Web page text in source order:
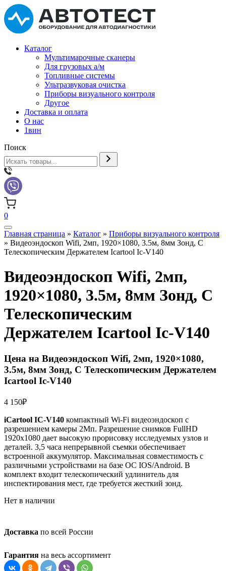
Каталог
Мультимарочные сканеры
Для грузовых а/м
Топливные системы
Ультразвуковая очистка
Приборы визуального контроля
Другое
Доставка и оплата
О нас
1вин
Поиск
0
Главная страница » Каталог » Приборы визуального контроля
» Видеоэндоскоп Wifi, 2мп, 1920×1080, 3.5м, 8мм Зонд, С
Телескопическим Держателем Icartool Ic-V140
Видеоэндоскоп Wifi, 2мп,
1920×1080, 3.5м, 8мм Зонд, С
Телескопическим
Держателем Icartool Ic-V140
Цена на Видеоэндоскоп Wifi, 2мп, 1920×1080,
3.5м, 8мм Зонд, С Телескопическим Держателем
Icartool Ic-V140
4 150₽
iCartool IC-V140 компактный Wi-Fi видеоэндоскоп с
разрешением камеры 2Мп. Разрешение снимков FullHD
1920х1080 дает высокую прорисовку исследуемых узлов и
деталей. 3,5 часа непрерывной съемки обеспечивает
встроенной аккумулятор. Максимальная совместимость с
различными устройствами на базе ОС IOS/Android. В
комплект входит телескопический удлинитель для
инспектирования мест, где требуется жесткий зонд.
Нет в наличии
Доставка по всей России
Гарантия на весь ассортимент